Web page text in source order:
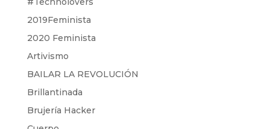
2019Feminista
2020 Feminista
Artivismo
BAILAR LA REVOLUCIÓN
Brillantinada
Brujería Hacker